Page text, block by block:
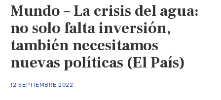
puerta
Mundo – La crisis del agua:
no solo falta inversión,
también necesitamos
nuevas políticas (El País)
12 SEPTIEMBRE 2022